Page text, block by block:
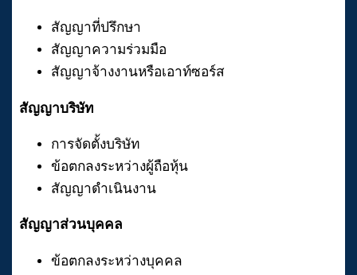
สัญญาที่ปรึกษา
สัญญาความร่วมมือ
สัญญาจ้างงานหรือเอาท์ซอร์ส
สัญญาบริษัท
การจัดตั้งบริษัท
ข้อตกลงระหว่างผู้ถือหุ้น
สัญญาดำเนินงาน
สัญญาส่วนบุคคล
ข้อตกลงระหว่างบุคคล